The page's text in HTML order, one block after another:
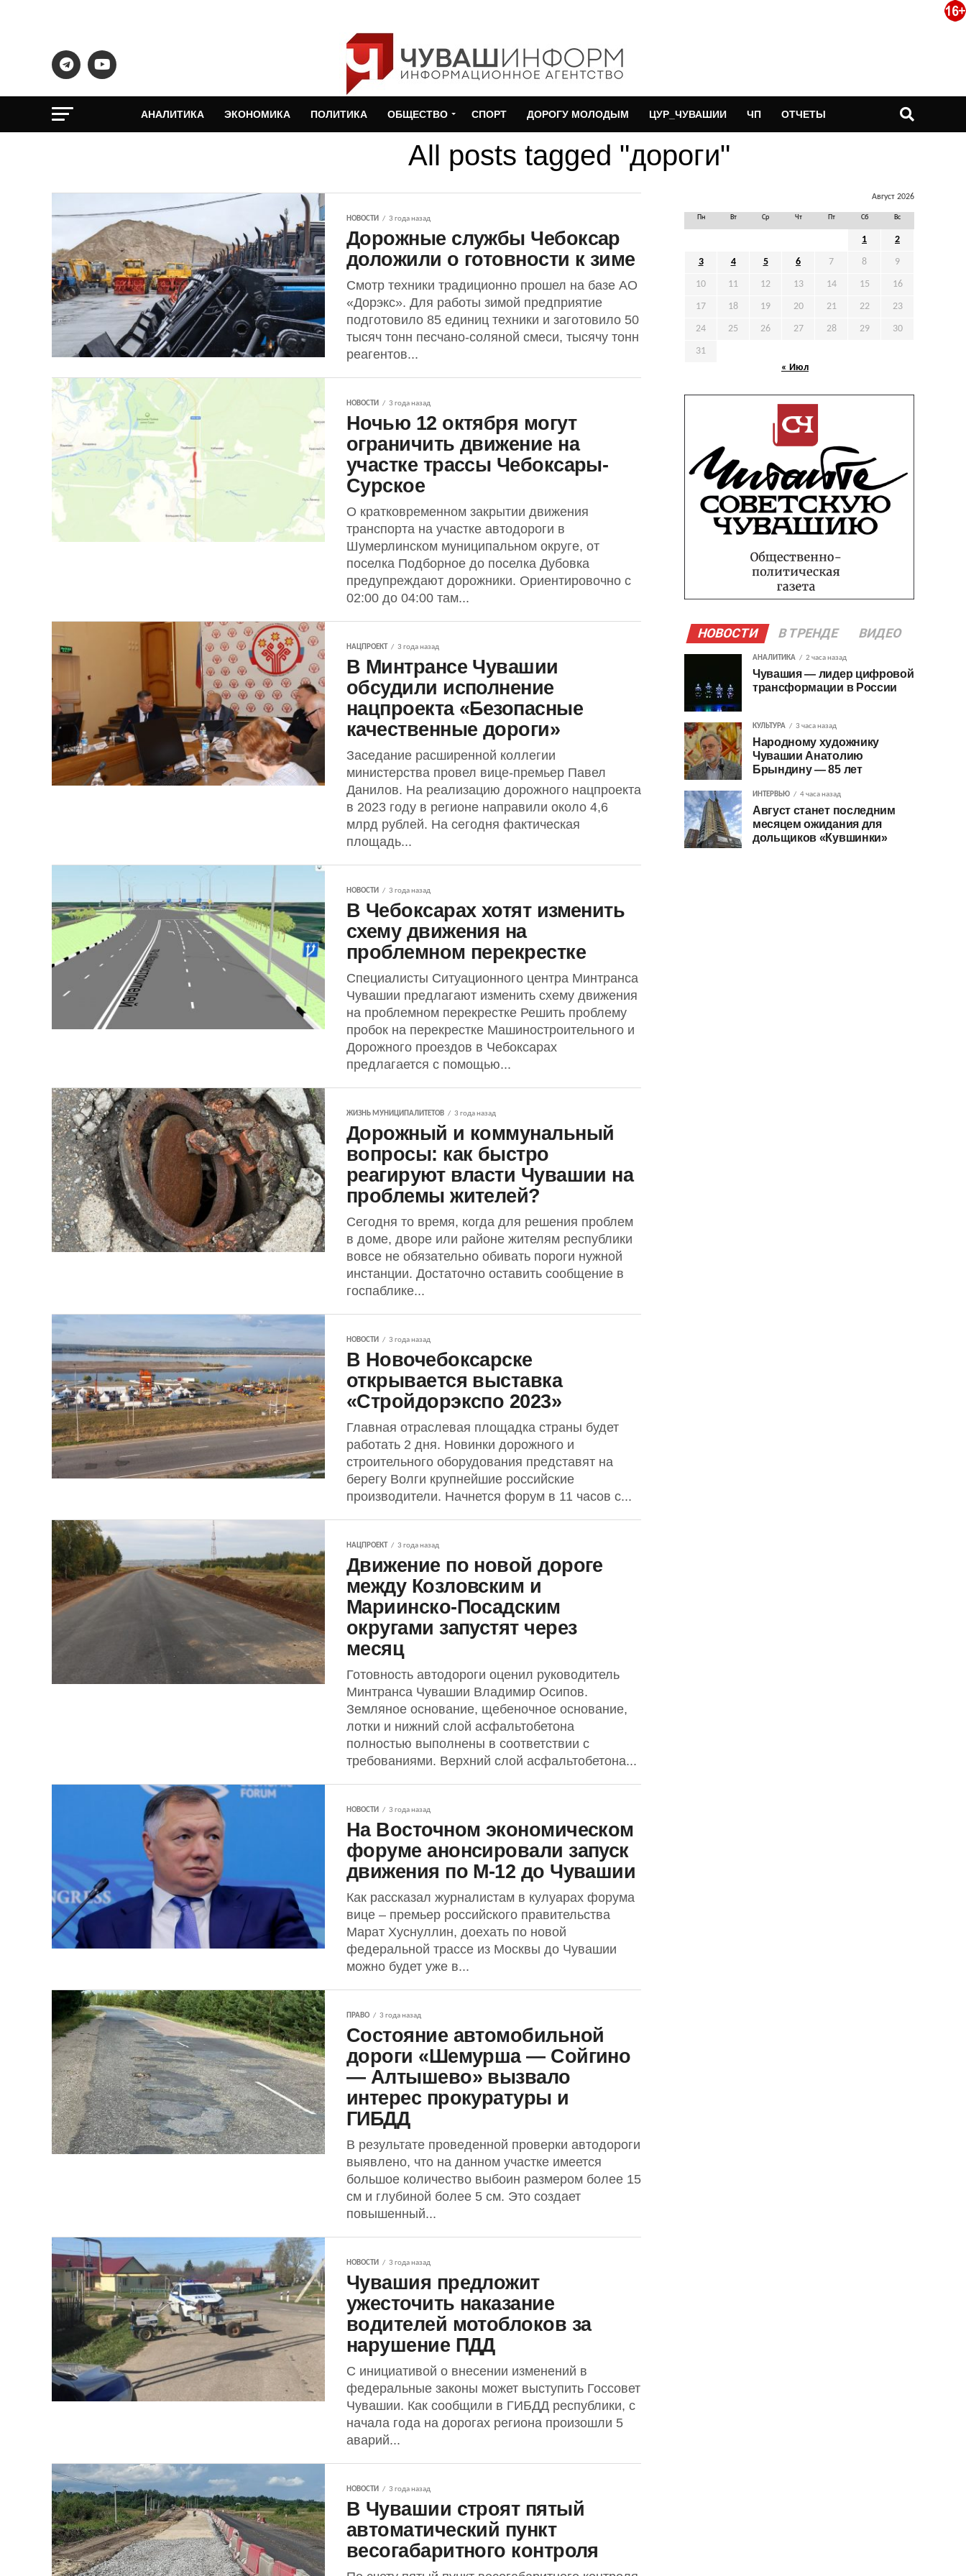
АНАЛИТИКА ЭКОНОМИКА ПОЛИТИКА ОБЩЕСТВО СПОРТ ДОРОГУ МОЛОДЫМ ЦУР_ЧУВАШИИ ЧП ОТЧЕТЫ
All posts tagged "дороги"
НОВОСТИ 3 года назад
Дорожные службы Чебоксар
доложили о готовности к зиме
Смотр техники традиционно прошел на базе АО
«Дорэкс». Для работы зимой предприятие
подготовило 85 единиц техники и заготовило 50
тысяч тонн песчано-соляной смеси, тысячу тонн
реагентов...
НОВОСТИ 3 года назад
Ночью 12 октября могут
ограничить движение на
участке трассы Чебоксары-
Сурское
О кратковременном закрытии движения
транспорта на участке автодороги в
Шумерлинском муниципальном округе, от
поселка Подборное до поселка Дубовка
предупреждают дорожники. Ориентировочно с
02:00 до 04:00 там...
НАЦПРОЕКТ 3 года назад
В Минтрансе Чувашии
обсудили исполнение
нацпроекта «Безопасные
качественные дороги»
Заседание расширенной коллегии
министерства провел вице-премьер Павел
Данилов. На реализацию дорожного нацпроекта
в 2023 году в регионе направили около 4,6
млрд рублей. На сегодня фактическая
площадь...
НОВОСТИ 3 года назад
В Чебоксарах хотят изменить
схему движения на
проблемном перекрестке
Специалисты Ситуационного центра Минтранса
Чувашии предлагают изменить схему движения
на проблемном перекрестке Решить проблему
пробок на перекрестке Машиностроительного и
Дорожного проездов в Чебоксарах
предлагается с помощью...
ЖИЗНЬ МУНИЦИПАЛИТЕТОВ 3 года назад
Дорожный и коммунальный
вопросы: как быстро
реагируют власти Чувашии на
проблемы жителей?
Сегодня то время, когда для решения проблем
в доме, дворе или районе жителям республики
вовсе не обязательно обивать пороги нужной
инстанции. Достаточно оставить сообщение в
госпаблике...
НОВОСТИ 3 года назад
В Новочебоксарске
открывается выставка
«Стройдорэкспо 2023»
Главная отраслевая площадка страны будет
работать 2 дня. Новинки дорожного и
строительного оборудования представят на
берегу Волги крупнейшие российские
производители. Начнется форум в 11 часов с...
НАЦПРОЕКТ 3 года назад
Движение по новой дороге
между Козловским и
Мариинско-Посадским
округами запустят через
месяц
Готовность автодороги оценил руководитель
Минтранса Чувашии Владимир Осипов.
Земляное основание, щебеночное основание,
лотки и нижний слой асфальтобетона
полностью выполнены в соответствии с
требованиями. Верхний слой асфальтобетона...
НОВОСТИ 3 года назад
На Восточном экономическом
форуме анонсировали запуск
движения по М-12 до Чувашии
Как рассказал журналистам в кулуарах форума
вице – премьер российского правительства
Марат Хуснуллин, доехать по новой
федеральной трассе из Москвы до Чувашии
можно будет уже в...
ПРАВО 3 года назад
Состояние автомобильной
дороги «Шемурша — Сойгино
— Алтышево» вызвало
интерес прокуратуры и
ГИБДД
В результате проведенной проверки автодороги
выявлено, что на данном участке имеется
большое количество выбоин размером более 15
см и глубиной более 5 см. Это создает
повышенный...
НОВОСТИ 3 года назад
Чувашия предложит
ужесточить наказание
водителей мотоблоков за
нарушение ПДД
С инициативой о внесении изменений в
федеральные законы может выступить Госсовет
Чувашии. Как сообщили в ГИБДД республики, с
начала года на дорогах региона произошли 5
аварий...
НОВОСТИ 3 года назад
В Чувашии строят пятый
автоматический пункт
весогабаритного контроля
Август 2026
Пн Вт Ср Чт Пт Сб Вс
1 2
3 4 5 6 7 8 9
10 11 12 13 14 15 16
17 18 19 20 21 22 23
24 25 26 27 28 29 30
31
« Июл
НОВОСТИ В ТРЕНДЕ ВИДЕО
АНАЛИТИКА 2 часа назад
Чувашия — лидер цифровой
трансформации в России
КУЛЬТУРА 3 часа назад
Народному художнику
Чувашии Анатолию
Брындину — 85 лет
ИНТЕРВЬЮ 4 часа назад
Август станет последним
месяцем ожидания для
дольщиков «Кувшинки»